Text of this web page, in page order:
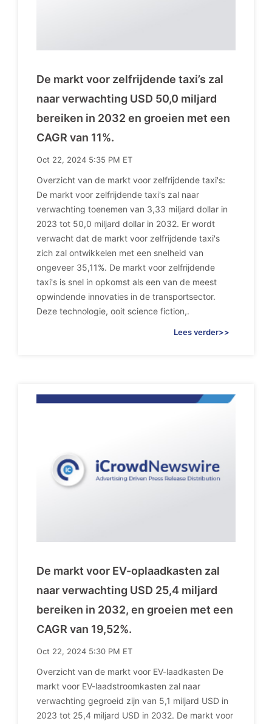
De markt voor zelfrijdende taxi’s zal
naar verwachting USD 50,0 miljard
bereiken in 2032 en groeien met een
CAGR van 11%.
Oct 22, 2024 5:35 PM ET
Overzicht van de markt voor zelfrijdende taxi's:
De markt voor zelfrijdende taxi's zal naar
verwachting toenemen van 3,33 miljard dollar in
2023 tot 50,0 miljard dollar in 2032. Er wordt
verwacht dat de markt voor zelfrijdende taxi's
zich zal ontwikkelen met een snelheid van
ongeveer 35,11%. De markt voor zelfrijdende
taxi's is snel in opkomst als een van de meest
opwindende innovaties in de transportsector.
Deze technologie, ooit science fiction,.
Lees verder>>
De markt voor EV-oplaadkasten zal
naar verwachting USD 25,4 miljard
bereiken in 2032, en groeien met een
CAGR van 19,52%.
Oct 22, 2024 5:30 PM ET
Overzicht van de markt voor EV-laadkasten De
markt voor EV-laadstroomkasten zal naar
verwachting gegroeid zijn van 5,1 miljard USD in
2023 tot 25,4 miljard USD in 2032. De markt voor